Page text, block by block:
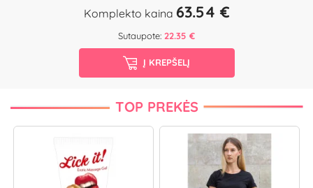
Komplekto kaina 63.54 €
Sutaupote: 22.35 €
Į KREPŠELĮ
TOP PREKĖS